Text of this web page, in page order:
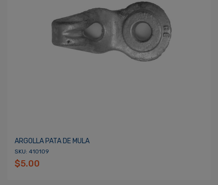
ARGOLLA PATA DE MULA
SKU: 410109
$5.00